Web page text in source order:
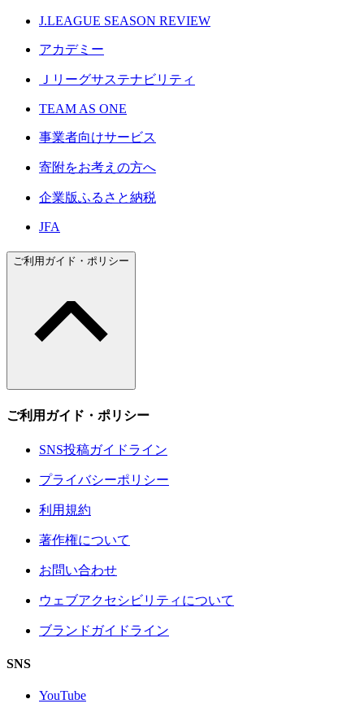
J.LEAGUE SEASON REVIEW
アカデミー
Ｊリーグサステナビリティ
TEAM AS ONE
事業者向けサービス
寄附をお考えの方へ
企業版ふるさと納税
JFA
ご利用ガイド・ポリシー
ご利用ガイド・ポリシー
SNS投稿ガイドライン
プライバシーポリシー
利用規約
著作権について
お問い合わせ
ウェブアクセシビリティについて
ブランドガイドライン
SNS
YouTube